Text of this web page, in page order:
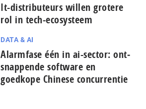
It-dis­tri­bu­teurs willen grotere
rol in tech-ecosysteem
DATA & AI
Alarmfase één in ai-sector: ont­
snap­pen­de software en
goedkope Chinese con­cur­ren­tie